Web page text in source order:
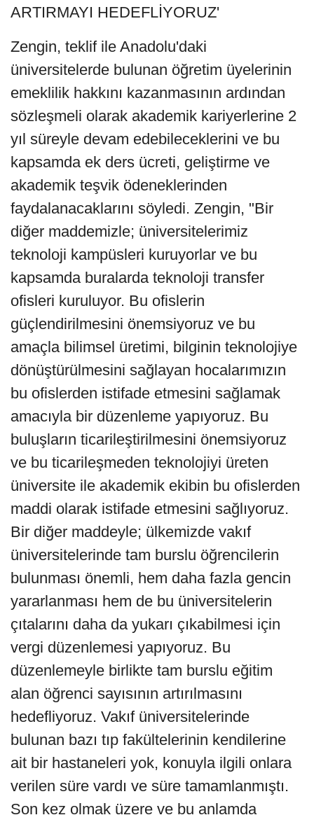
ARTIRMAYI HEDEFLİYORUZ'
Zengin, teklif ile Anadolu'daki
üniversitelerde bulunan öğretim üyelerinin
emeklilik hakkını kazanmasının ardından
sözleşmeli olarak akademik kariyerlerine 2
yıl süreyle devam edebileceklerini ve bu
kapsamda ek ders ücreti, geliştirme ve
akademik teşvik ödeneklerinden
faydalanacaklarını söyledi. Zengin, "Bir
diğer maddemizle; üniversitelerimiz
teknoloji kampüsleri kuruyorlar ve bu
kapsamda buralarda teknoloji transfer
ofisleri kuruluyor. Bu ofislerin
güçlendirilmesini önemsiyoruz ve bu
amaçla bilimsel üretimi, bilginin teknolojiye
dönüştürülmesini sağlayan hocalarımızın
bu ofislerden istifade etmesini sağlamak
amacıyla bir düzenleme yapıyoruz. Bu
buluşların ticarileştirilmesini önemsiyoruz
ve bu ticarileşmeden teknolojiyi üreten
üniversite ile akademik ekibin bu ofislerden
maddi olarak istifade etmesini sağlıyoruz.
Bir diğer maddeyle; ülkemizde vakıf
üniversitelerinde tam burslu öğrencilerin
bulunması önemli, hem daha fazla gencin
yararlanması hem de bu üniversitelerin
çıtalarını daha da yukarı çıkabilmesi için
vergi düzenlemesi yapıyoruz. Bu
düzenlemeyle birlikte tam burslu eğitim
alan öğrenci sayısının artırılmasını
hedefliyoruz. Vakıf üniversitelerinde
bulunan bazı tıp fakültelerinin kendilerine
ait bir hastaneleri yok, konuyla ilgili onlara
verilen süre vardı ve süre tamamlanmıştı.
Son kez olmak üzere ve bu anlamda